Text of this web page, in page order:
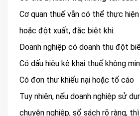
Cơ quan thuế vẫn có thể thực
hoặc đột xuất, đặc biệt khi:
Doanh nghiệp có doanh thu đột
Có dấu hiệu kê khai thuế không
Có đơn thư khiếu nại hoặc tố cáo
Tuy nhiên, nếu doanh nghiệp sử
chuyên nghiệp, sổ sách rõ ràng,